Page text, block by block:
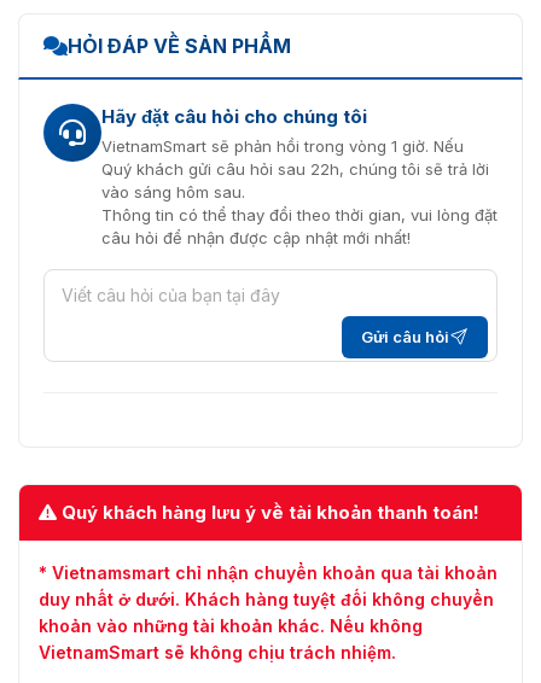
HỎI ĐÁP VỀ SẢN PHẨM
Hãy đặt câu hỏi cho chúng tôi
VietnamSmart sẽ phản hồi trong vòng 1 giờ. Nếu
Quý khách gửi câu hỏi sau 22h, chúng tôi sẽ trả lời
vào sáng hôm sau.
Thông tin có thể thay đổi theo thời gian, vui lòng đặt
câu hỏi để nhận được cập nhật mới nhất!
Gửi câu hỏi
Quý khách hàng lưu ý về tài khoản thanh toán!
* Vietnamsmart chỉ nhận chuyển khoản qua tài khoản
duy nhất ở dưới. Khách hàng tuyệt đối không chuyển
khoản vào những tài khoản khác. Nếu không
VietnamSmart sẽ không chịu trách nhiệm.